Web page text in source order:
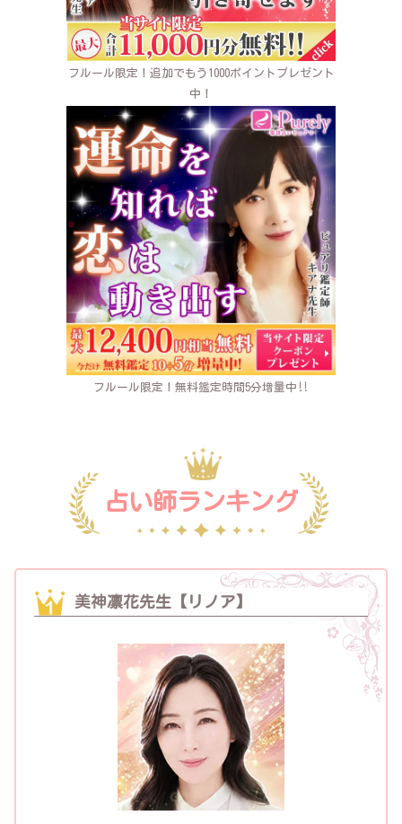
フルール限定！追加でもう1000ポイントプレゼント
中！
フルール限定！無料鑑定時間5分増量中‼
占い師ランキング
美神凛花先生【リノア】